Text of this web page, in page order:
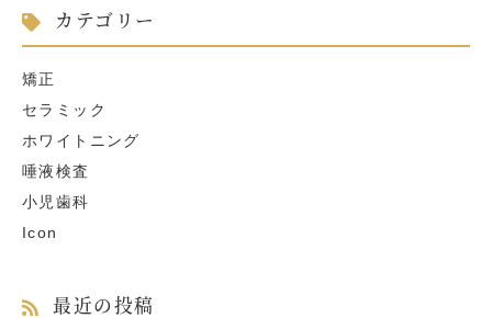
カテゴリー
矯正
セラミック
ホワイトニング
唾液検査
小児歯科
Icon
最近の投稿